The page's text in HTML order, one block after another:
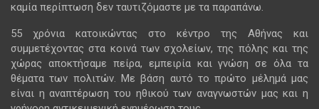
καμία περίπτωση δεν ταυτιζόμαστε με τα παραπάνω.
55 χρόνια κατοικώντας στο κέντρο της Αθήνας και
συμμετέχοντας στα κοινά των σχολείων, της πόλης και της
χώρας αποκτήσαμε πείρα, εμπειρία και γνώση σε όλα τα
θέματα των πολιτών. Με βάση αυτό το πρώτο μέλημά μας
είναι η αναπτέρωση του ηθικού των αναγνωστών μας και η